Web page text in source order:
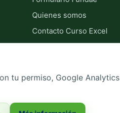
Quienes somos
Contacto Curso Excel
tu permiso, Google